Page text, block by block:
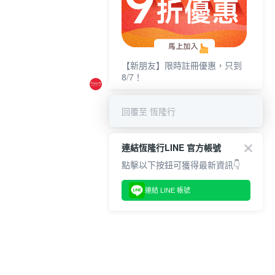
【新朋友】限時註冊優惠，只到
8/7！
回覆至 恆隆行
連結恆隆行LINE 官方帳號
點擊以下按鈕可獲得最新資訊👇
連結 LINE 帳號